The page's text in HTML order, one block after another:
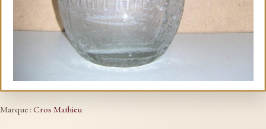
Marque : Cros Mathieu